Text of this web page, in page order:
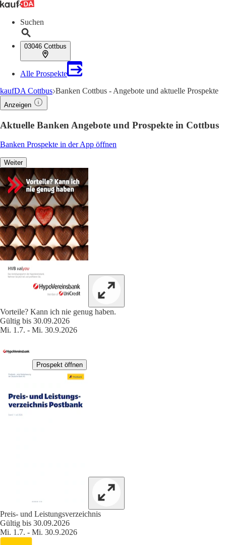
Suchen
03046 Cottbus
Alle Prospekte
kaufDA Cottbus Banken Cottbus - Angebote und aktuelle Prospekte
Anzeigen
Aktuelle Banken Angebote und Prospekte in Cottbus
Banken Prospekte in der App öffnen
Weiter
Vorteile? Kann ich nie genug haben.
Gültig bis 30.09.2026
Mi. 1.7. - Mi. 30.9.2026
Prospekt öffnen
Preis- und Leistungsverzeichnis
Gültig bis 30.09.2026
Mi. 1.7. - Mi. 30.9.2026